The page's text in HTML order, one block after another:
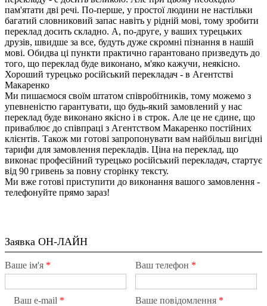
пам'ятати дві речі. По-перше, у простої людини не настільки
багатий словниковий запас навіть у рідній мові, тому зробити
переклад досить складно. А, по-друге, у ваших турецьких
друзів, швидше за все, будуть дуже скромні пізнання в нашій
мові. Обидва ці пункти практично гарантовано призведуть до
того, що переклад буде виконано, м'яко кажучи, неякісно.
Хороший турецько російський перекладач - в Агентстві
Макаренко
Ми пишаємося своїм штатом співробітників, тому можемо з
упевненістю гарантувати, що будь-який замовлений у нас
переклад буде виконано якісно і в строк. Але це не єдине, що
приваблює до співпраці з Агентством Макаренко постійних
клієнтів. Також ми готові запропонувати вам найбільш вигідні
тарифи для замовлення перекладів. Ціна на переклад, що
виконає професійний турецько російський перекладач, стартує
від 90 гривень за повну сторінку тексту.
Ми вже готові приступити до виконання вашого замовлення -
телефонуйте прямо зараз!
Заявка ОН-ЛАЙН
Ваше ім'я * Ваш телефон *
Ваш e-mail * Ваше повідомлення *